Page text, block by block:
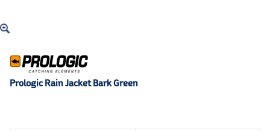
Prologic Rain Jacket Bark Green